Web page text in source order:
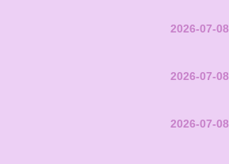
2026-07-08
2026-07-08
2026-07-08